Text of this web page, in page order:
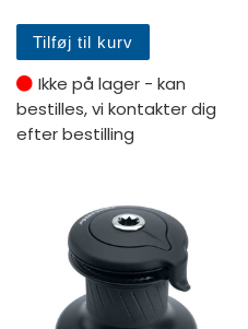
Tilføj til kurv
Ikke på lager - kan
bestilles, vi kontakter dig
efter bestilling